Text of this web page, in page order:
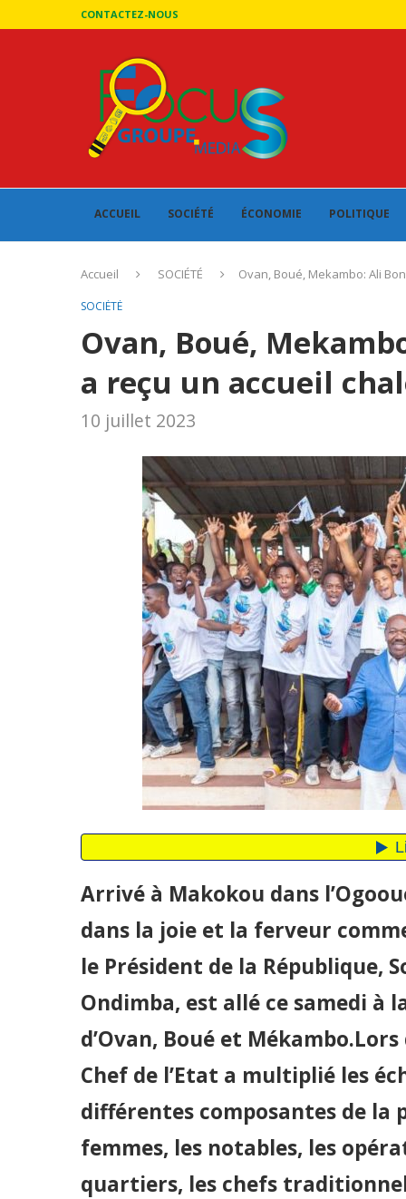
CONTACTEZ-NOUS
ACCUEIL SOCIÉTÉ ÉCONOMIE POLITIQUE
Accueil SOCIÉTÉ Ovan, Boué, Mekambo: Ali
SOCIÉTÉ
Ovan, Boué,
a reçu un accueil
10 juillet 2023
Arrivé à Makokou dans
dans la joie et la ferveur
le Président de la République,
Ondimba, est allé ce samedi à
d’Ovan, Boué et
Chef de l’Etat a multiplié les
différentes composantes de la
femmes, les notables, les
quartiers, les chefs